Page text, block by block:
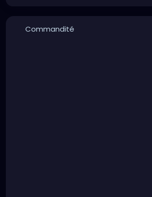
Commandité